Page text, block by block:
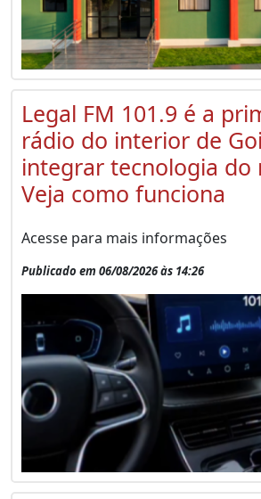
Legal FM 101.9 é a
rádio do interior de
integrar tecnologia do
Veja como funciona
Acesse para mais informações
Publicado em 06/08/2026 às 14:26